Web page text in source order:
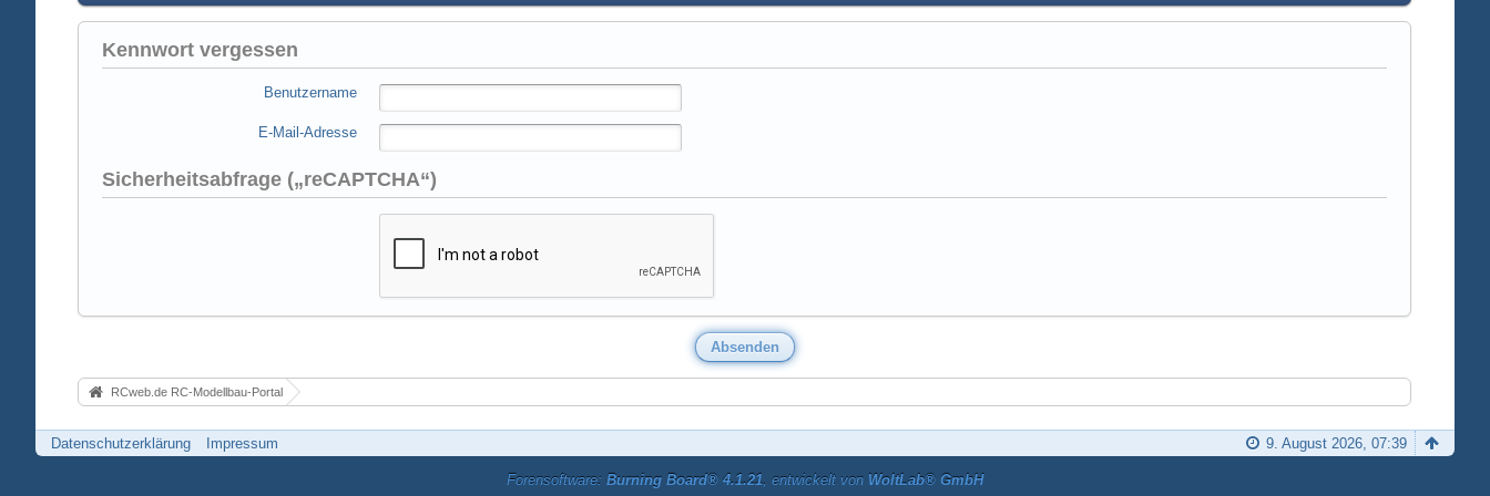
Kennwort vergessen
Benutzername
E-Mail-Adresse
Sicherheitsabfrage („reCAPTCHA“)
RCweb.de RC-Modellbau-Portal
Datenschutzerklärung Impressum 9. August 2026, 07:39
Forensoftware: Burning Board® 4.1.21, entwickelt von WoltLab® GmbH